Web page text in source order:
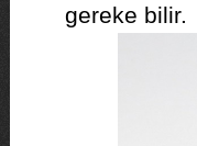
gereke bilir.